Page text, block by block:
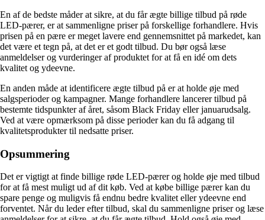
En af de bedste måder at sikre, at du får ægte billige tilbud på røde
LED-pærer, er at sammenligne priser på forskellige forhandlere. Hvis
prisen på en pære er meget lavere end gennemsnittet på markedet, kan
det være et tegn på, at det er et godt tilbud. Du bør også læse
anmeldelser og vurderinger af produktet for at få en idé om dets
kvalitet og ydeevne.
En anden måde at identificere ægte tilbud på er at holde øje med
salgsperioder og kampagner. Mange forhandlere lancerer tilbud på
bestemte tidspunkter af året, såsom Black Friday eller januarudsalg.
Ved at være opmærksom på disse perioder kan du få adgang til
kvalitetsprodukter til nedsatte priser.
Opsummering
Det er vigtigt at finde billige røde LED-pærer og holde øje med tilbud
for at få mest muligt ud af dit køb. Ved at købe billige pærer kan du
spare penge og muligvis få endnu bedre kvalitet eller ydeevne end
forventet. Når du leder efter tilbud, skal du sammenligne priser og læse